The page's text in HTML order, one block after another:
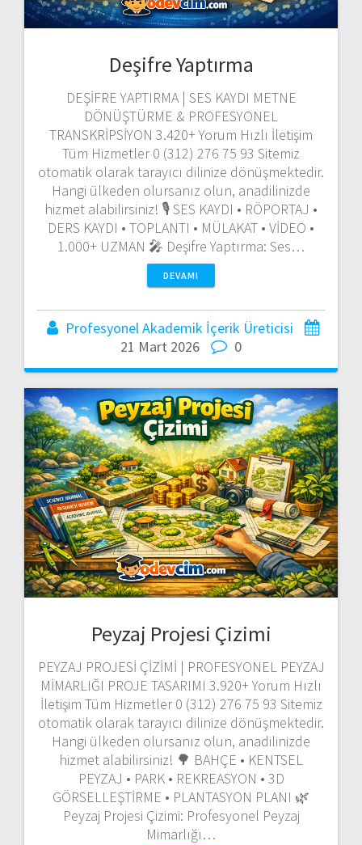
Deşifre Yaptırma
DEŞİFRE YAPTIRMA | SES KAYDI METNE
DÖNÜŞTÜRME & PROFESYONEL
TRANSKRİPSİYON 3.420+ Yorum Hızlı İletişim
Tüm Hizmetler 0 (312) 276 75 93 Sitemiz
otomatik olarak tarayıcı dilinize dönüşmektedir.
Hangi ülkeden olursanız olun, anadilinizde
hizmet alabilirsiniz! 🎙️ SES KAYDI • RÖPORTAJ •
DERS KAYDI • TOPLANTI • MÜLAKAT • VİDEO •
1.000+ UZMAN 🎤 Deşifre Yaptırma: Ses…
DEVAMI
Profesyonel Akademik İçerik Üreticisi
21 Mart 2026
0
Peyzaj Projesi Çizimi
PEYZAJ PROJESİ ÇİZİMİ | PROFESYONEL PEYZAJ
MİMARLIĞI PROJE TASARIMI 3.920+ Yorum Hızlı
İletişim Tüm Hizmetler 0 (312) 276 75 93 Sitemiz
otomatik olarak tarayıcı dilinize dönüşmektedir.
Hangi ülkeden olursanız olun, anadilinizde
hizmet alabilirsiniz! 🌳 BAHÇE • KENTSEL
PEYZAJ • PARK • REKREASYON • 3D
GÖRSELLEŞTİRME • PLANTASYON PLANI 🌿
Peyzaj Projesi Çizimi: Profesyonel Peyzaj
Mimarlığı…